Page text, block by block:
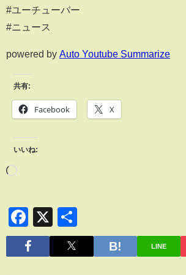
#ユーチューバー
#ニュース
powered by Auto Youtube Summarize
共有:
Facebook X
いいね:
Facebook
X
有
LINE